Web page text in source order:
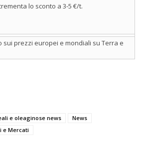
lo sconto a 3-5 €/t.
sui prezzi europei e mondiali su Terra e
e oleaginose news
News
e Mercati